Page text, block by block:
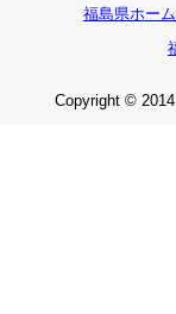
福島県ホー
Copyright ©